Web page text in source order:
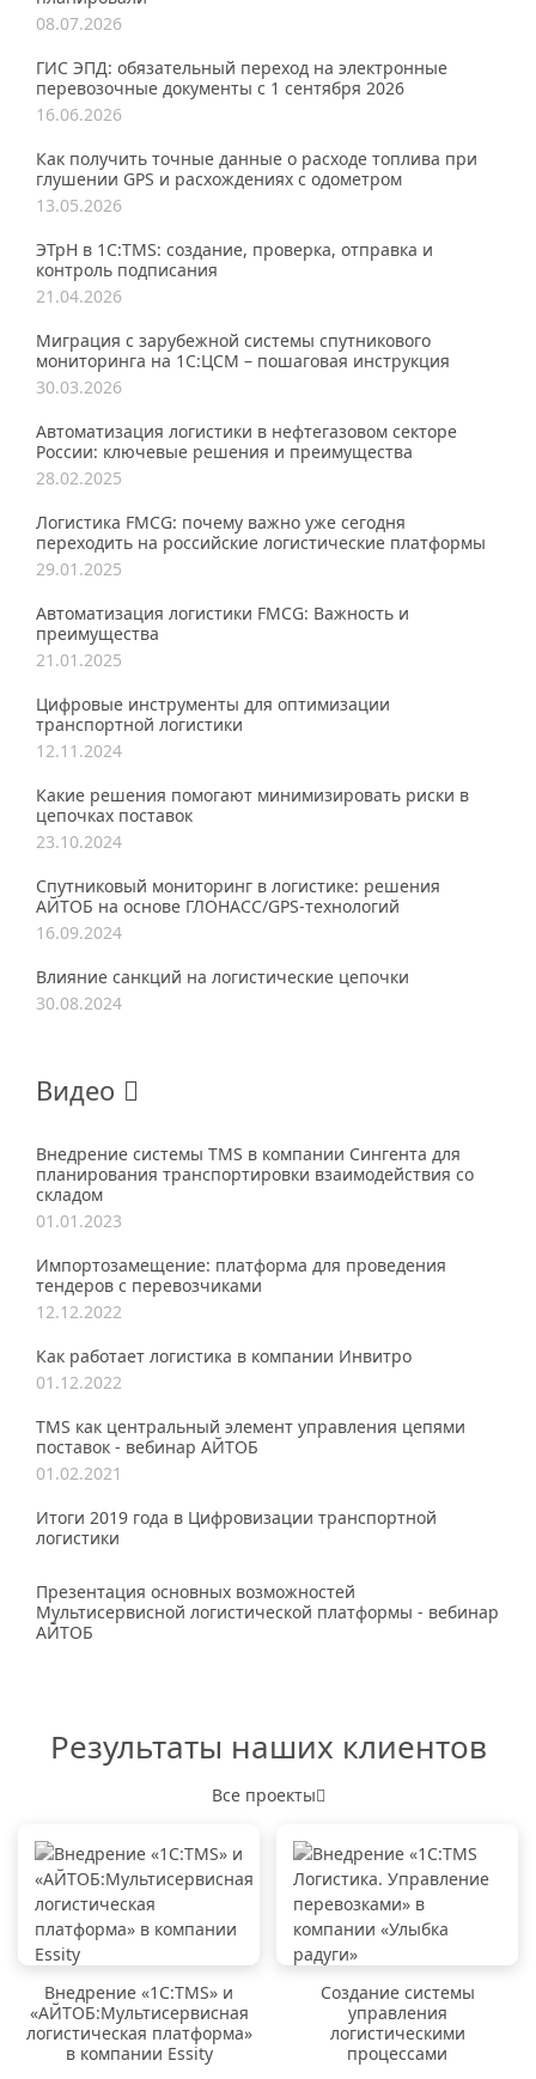
08.07.2026
ГИС ЭПД: обязательный переход на электронные
перевозочные документы с 1 сентября 2026
16.06.2026
Как получить точные данные о расходе топлива при
глушении GPS и расхождениях с одометром
13.05.2026
ЭТрН в 1С:TMS: создание, проверка, отправка и
контроль подписания
21.04.2026
Миграция с зарубежной системы спутникового
мониторинга на 1С:ЦСМ – пошаговая инструкция
30.03.2026
Автоматизация логистики в нефтегазовом секторе
России: ключевые решения и преимущества
28.02.2025
Логистика FMCG: почему важно уже сегодня
переходить на российские логистические платформы
29.01.2025
Автоматизация логистики FMCG: Важность и
преимущества
21.01.2025
Цифровые инструменты для оптимизации
транспортной логистики
12.11.2024
Какие решения помогают минимизировать риски в
цепочках поставок
23.10.2024
Спутниковый мониторинг в логистике: решения
АЙТОБ на основе ГЛОНАСС/GPS-технологий
16.09.2024
Влияние санкций на логистические цепочки
30.08.2024
Видео
Внедрение системы TMS в компании Сингента для
планирования транспортировки взаимодействия со
складом
01.01.2023
Импортозамещение: платформа для проведения
тендеров с перевозчиками
12.12.2022
Как работает логистика в компании Инвитро
01.12.2022
TMS как центральный элемент управления цепями
поставок - вебинар АЙТОБ
01.02.2021
Итоги 2019 года в Цифровизации транспортной
логистики
Презентация основных возможностей
Мультисервисной логистической платформы - вебинар
АЙТОБ
Результаты наших клиентов
Все проекты
Внедрение «1C:TMS» и
«АЙТОБ:Мультисервисная
логистическая платформа»
в компании Essity
Создание системы
управления
логистическими
процессами